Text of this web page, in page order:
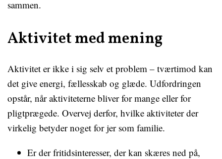
sammen.
Aktivitet med mening
Aktivitet er ikke i sig selv et problem – tværtimod kan
det give energi, fællesskab og glæde. Udfordringen
opstår, når aktiviteterne bliver for mange eller for
pligtprægede. Overvej derfor, hvilke aktiviteter der
virkelig betyder noget for jer som familie.
Er der fritidsinteresser, der kan skæres ned på,